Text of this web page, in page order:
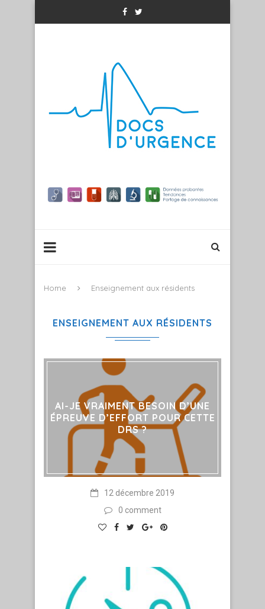
Home Enseignement aux résidents
ENSEIGNEMENT AUX RÉSIDENTS
AI-JE VRAIMENT BESOIN D’UNE
ÉPREUVE D’EFFORT POUR CETTE
DRS ?
12 décembre 2019
0 comment